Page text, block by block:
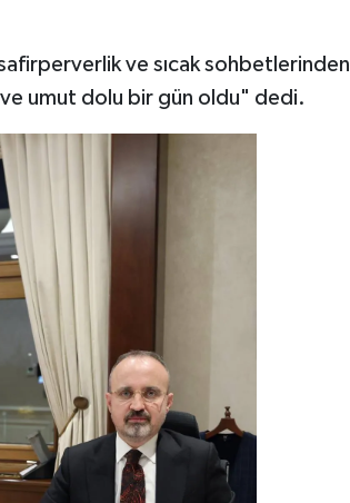
ve sıcak sohbetlerinden
umut dolu bir gün oldu" dedi.